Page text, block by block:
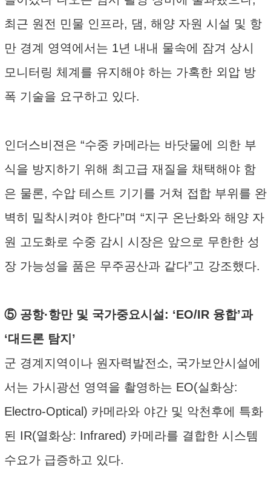
최근 원전 민물 인프라, 댐, 해양 자원 시설 및 항
만 경계 영역에서는 1년 내내 물속에 잠겨 상시
모니터링 체계를 유지해야 하는 가혹한 외압 방
폭 기술을 요구하고 있다.
인더스비젼은 “수중 카메라는 바닷물에 의한 부
식을 방지하기 위해 최고급 재질을 채택해야 함
은 물론, 수압 테스트 기기를 거쳐 접합 부위를 완
벽히 밀착시켜야 한다”며 “지구 온난화와 해양 자
원 고도화로 수중 감시 시장은 앞으로 무한한 성
장 가능성을 품은 무주공산과 같다”고 강조했다.
⑤ 공항·항만 및 국가중요시설: ‘EO/IR 융합’과
‘대드론 탐지’
군 경계지역이나 원자력발전소, 국가보안시설에
서는 가시광선 영역을 촬영하는 EO(실화상:
Electro-Optical) 카메라와 야간 및 악천후에 특화
된 IR(열화상: Infrared) 카메라를 결합한 시스템
수요가 급증하고 있다.